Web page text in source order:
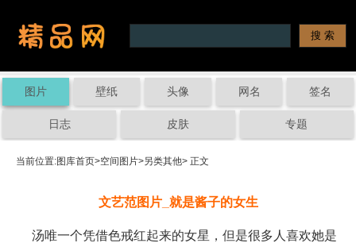
图片 壁纸 头像 网名 签名
日志 皮肤 专题
当前位置:图库首页>空间图片>另类其他> 正文
文艺范图片_就是酱子的女生
汤唯一个凭借色戒红起来的女星，但是很多人喜欢她是